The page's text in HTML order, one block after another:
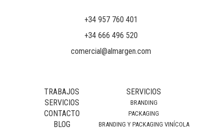
+34 957 760 401
+34 666 496 520
comercial@almargen.com
TRABAJOS
SERVICIOS
CONTACTO
BLOG
SERVICIOS
BRANDING
PACKAGING
BRANDING Y PACKAGING VINÍCOLA